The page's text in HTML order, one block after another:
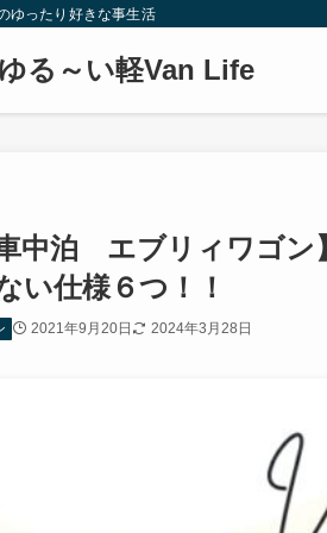
ゆったり好きな事生活
る～い軽Van Life
車中泊 エブリィワゴ
い仕様６つ！！
2021年9月20日 2024年3月28日